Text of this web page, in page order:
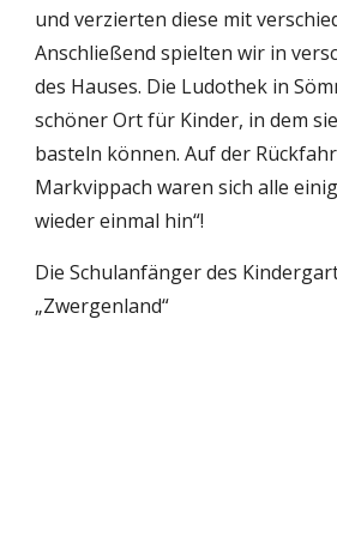
und verzierten diese mit
Anschließend spielten wir in
des Hauses. Die Ludothek in
schöner Ort für Kinder, in dem
basteln können. Auf der
Markvippach waren sich alle
wieder einmal hin“!
Die Schulanfänger des
„Zwergenland“